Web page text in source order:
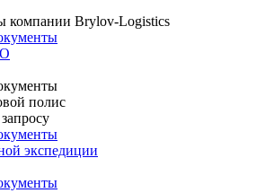
компании Brylov-Logistics
полис
экспедиции